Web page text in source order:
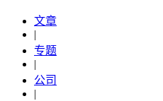
文章
|
专题
|
公司
|